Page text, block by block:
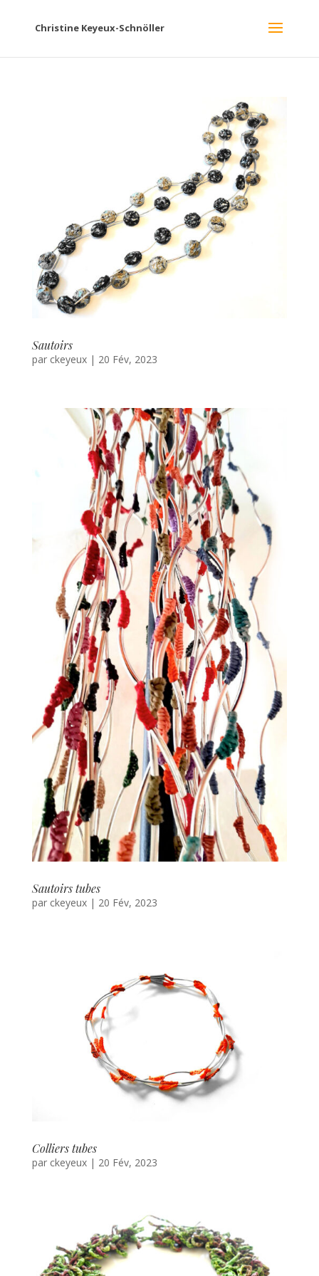
Christine Keyeux-Schnöller
Sautoirs
par ckeyeux| 20 Fév, 2023
Sautoirs tubes
par ckeyeux| 20 Fév, 2023
Colliers tubes
par ckeyeux| 20 Fév, 2023